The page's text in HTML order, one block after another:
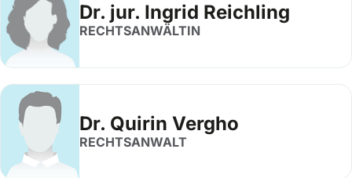
Dr. jur. Ingrid Reichling
RECHTSANWÄLTIN
Dr. Quirin Vergho
RECHTSANWALT